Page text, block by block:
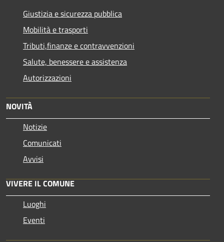
Giustizia e sicurezza pubblica
Mobilità e trasporti
Tributi,finanze e contravvenzioni
Salute, benessere e assistenza
Autorizzazioni
NOVITÀ
Notizie
Comunicati
Avvisi
VIVERE IL COMUNE
Luoghi
Eventi